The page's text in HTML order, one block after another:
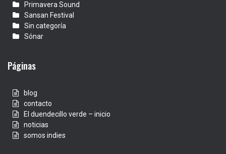
Primavera Sound
Sansan Festival
Sin categoría
Sónar
Páginas
blog
contacto
El duendecillo verde – inicio
noticias
somos indies